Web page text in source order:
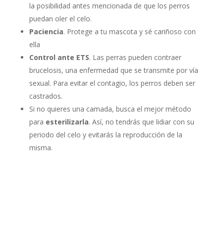
la posibilidad antes mencionada de que los perros
puedan oler el celo.
Paciencia. Protege a tu mascota y sé cariñoso con
ella
Control ante ETS. Las perras pueden contraer
brucelosis, una enfermedad que se transmite por vía
sexual. Para evitar el contagio, los perros deben ser
castrados.
Si no quieres una camada, busca el mejor método
para esterilizarla. Así, no tendrás que lidiar con su
periodo del celo y evitarás la reproducción de la
misma.